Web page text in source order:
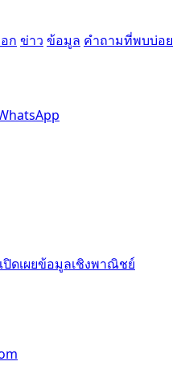
ก ข่าว ข้อมูล คำถามที่พบบ่อย
ปิดเผยข้อมูลเชิงพาณิชย์